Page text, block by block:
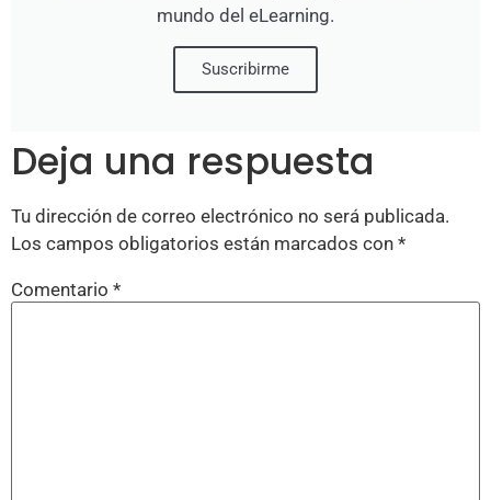
mundo del eLearning.
Suscribirme
Deja una respuesta
Tu dirección de correo electrónico no será publicada.
Los campos obligatorios están marcados con *
Comentario *